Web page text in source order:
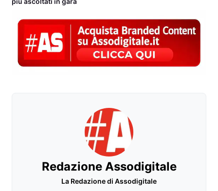
Redazione Assodigitale
La Redazione di Assodigitale